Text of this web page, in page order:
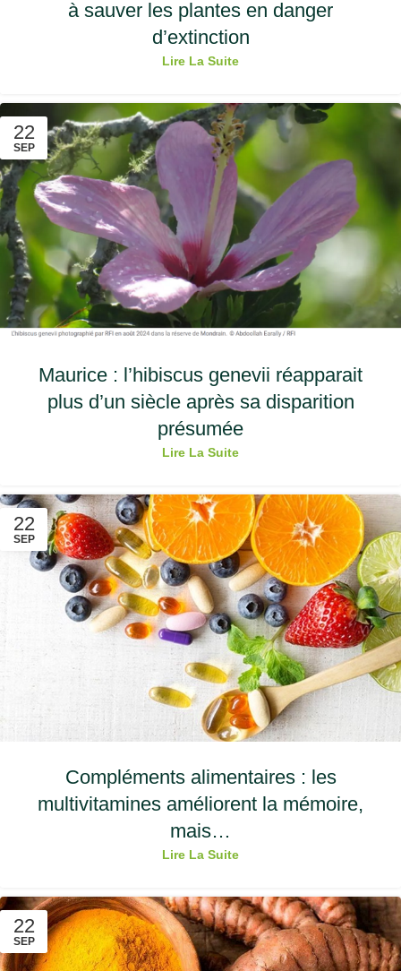
à sauver les plantes en danger
d’extinction
Lire La Suite
22
SEP
Maurice : l’hibiscus genevii réapparait
plus d’un siècle après sa disparition
présumée
Lire La Suite
22
SEP
Compléments alimentaires : les
multivitamines améliorent la mémoire,
mais…
Lire La Suite
22
SEP